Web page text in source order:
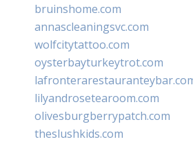
bruinshome.com
annascleaningsvc.com
wolfcitytattoo.com
oysterbayturkeytrot.com
lilyandrosetearoom.com
olivesburgberrypatch.com
theslushkids.com